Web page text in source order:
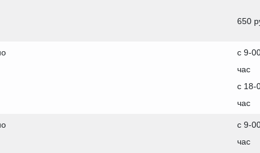
650
с 9-
час
с 18-
час
с 9-
час